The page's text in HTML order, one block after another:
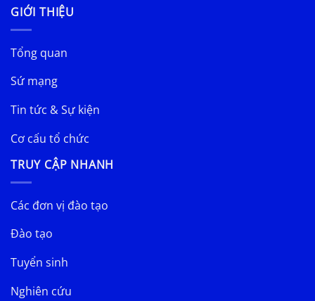
GIỚI THIỆU
Tổng quan
Sứ mạng
Tin tức & Sự kiện
Cơ cấu tổ chức
TRUY CẬP NHANH
Các đơn vị đào tạo
Đào tạo
Tuyển sinh
Nghiên cứu